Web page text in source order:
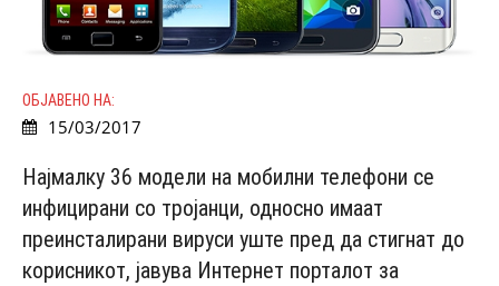
ОБЈАВЕНО НА:
15/03/2017
Најмалку 36 модели на мобилни телефони се
инфицирани со тројанци, односно имаат
преинсталирани вируси уште пред да стигнат до
корисникот, јавува Интернет порталот за